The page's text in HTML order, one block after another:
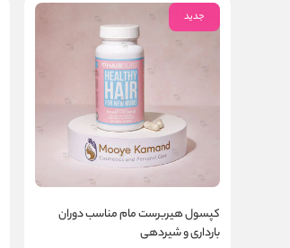
جدید
کپسول هیربرست مام مناسب دوران
بارداری و شیردهی